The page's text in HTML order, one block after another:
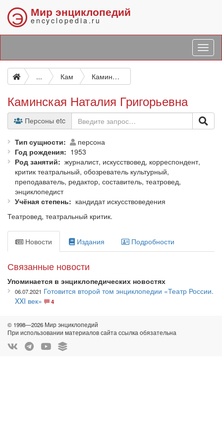
Э Мир энциклопедий
encyclopedia.ru
... Кам Каминская Наталия Григорьевна
Каминская Наталия Григорьевна
Персоны etc
Тип сущности
персона
Год рождения
1953
Род занятий
журналист, искусствовед, корреспондент,
критик театральный, обозреватель культурный,
преподаватель, редактор, составитель, театровед,
энциклопедист
Учёная степень
кандидат искусствоведения
Театровед, театральный критик.
Новости Издания Подробности
Связанные новости
Упоминается в энциклопедических новостях
06.07.2021 Готовится второй том энциклопедии «Театр России.
XXI век»
4
© 1998—2026 Мир энциклопедий
При использовании материалов сайта ссылка обязательна